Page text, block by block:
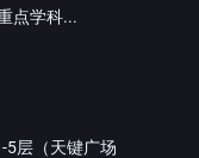
点学科...
5层（天键广场